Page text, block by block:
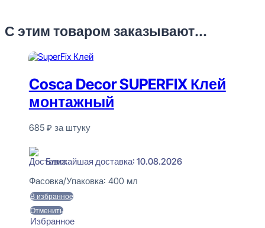
С этим товаром заказывают...
Cosca Decor SUPERFIX Клей
монтажный
685 ₽ за штуку
Ближайшая доставка: 10.08.2026
Фасовка/Упаковка: 400 мл
В избранное
Отменить
Избранное